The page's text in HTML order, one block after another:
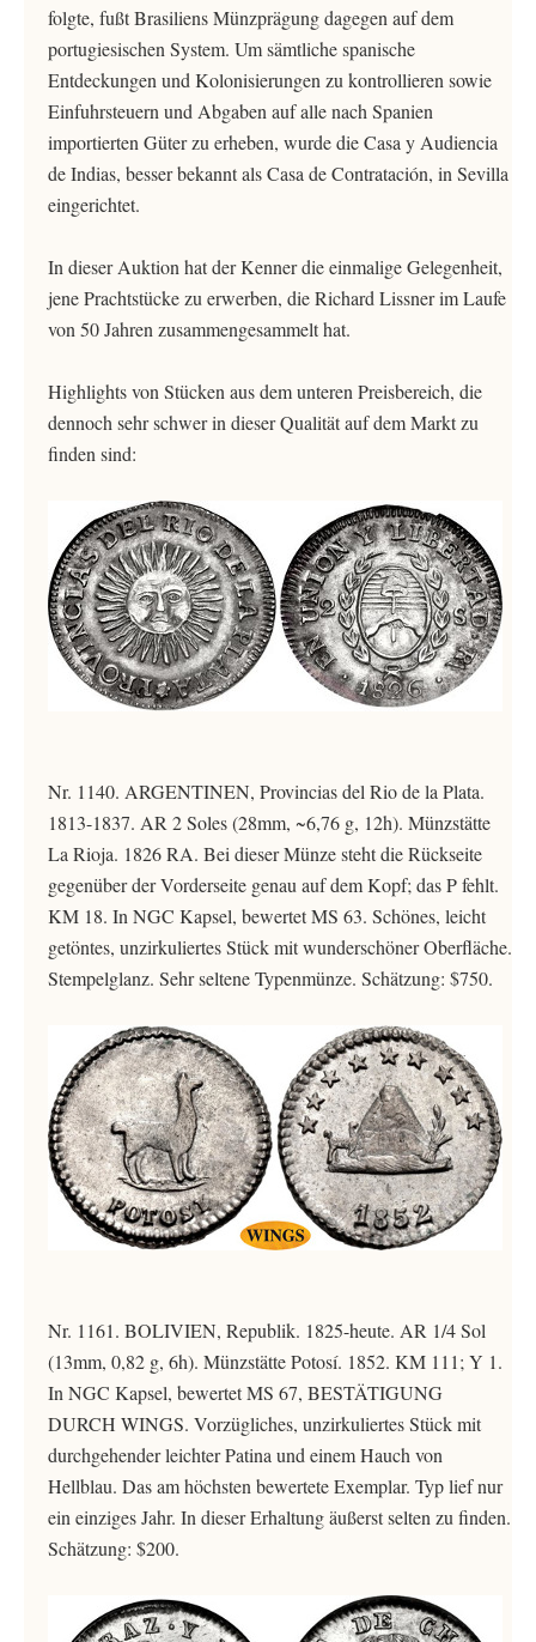
folgte, fußt Brasiliens Münzprägung dagegen auf dem
portugiesischen System. Um sämtliche spanische
Entdeckungen und Kolonisierungen zu kontrollieren sowie
Einfuhrsteuern und Abgaben auf alle nach Spanien
importierten Güter zu erheben, wurde die Casa y Audiencia
de Indias, besser bekannt als Casa de Contratación, in Sevilla
eingerichtet.
In dieser Auktion hat der Kenner die einmalige Gelegenheit,
jene Prachtstücke zu erwerben, die Richard Lissner im Laufe
von 50 Jahren zusammengesammelt hat.
Highlights von Stücken aus dem unteren Preisbereich, die
dennoch sehr schwer in dieser Qualität auf dem Markt zu
finden sind:
Nr. 1140. ARGENTINEN, Provincias del Rio de la Plata.
1813-1837. AR 2 Soles (28mm, ~6,76 g, 12h). Münzstätte
La Rioja. 1826 RA. Bei dieser Münze steht die Rückseite
gegenüber der Vorderseite genau auf dem Kopf; das P fehlt.
KM 18. In NGC Kapsel, bewertet MS 63. Schönes, leicht
getöntes, unzirkuliertes Stück mit wunderschöner Oberfläche.
Stempelglanz. Sehr seltene Typenmünze. Schätzung: $750.
Nr. 1161. BOLIVIEN, Republik. 1825-heute. AR 1/4 Sol
(13mm, 0,82 g, 6h). Münzstätte Potosí. 1852. KM 111; Y 1.
In NGC Kapsel, bewertet MS 67, BESTÄTIGUNG
DURCH WINGS. Vorzügliches, unzirkuliertes Stück mit
durchgehender leichter Patina und einem Hauch von
Hellblau. Das am höchsten bewertete Exemplar. Typ lief nur
ein einziges Jahr. In dieser Erhaltung äußerst selten zu finden.
Schätzung: $200.